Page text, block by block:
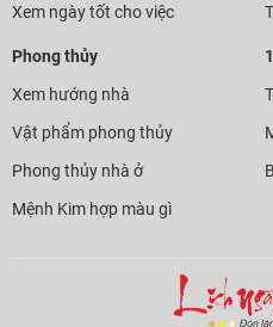
Xem ngày tốt cho việc
Phong thủy
Xem hướng nhà
Vật phẩm phong thủy
Phong thủy nhà ở
Mệnh Kim hợp màu gì